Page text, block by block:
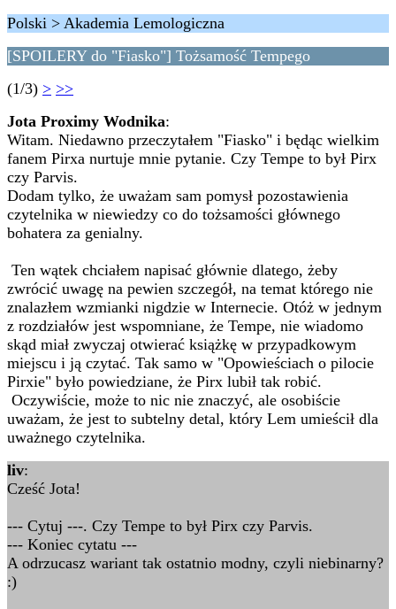
Polski > Akademia Lemologiczna
[SPOILERY do "Fiasko"] Tożsamość Tempego
(1/3) > >>
Jota Proximy Wodnika:
Witam. Niedawno przeczytałem "Fiasko" i będąc wielkim
fanem Pirxa nurtuje mnie pytanie. Czy Tempe to był Pirx
czy Parvis.
Dodam tylko, że uważam sam pomysł pozostawienia
czytelnika w niewiedzy co do tożsamości głównego
bohatera za genialny.
Ten wątek chciałem napisać głównie dlatego, żeby
zwrócić uwagę na pewien szczegół, na temat którego nie
znalazłem wzmianki nigdzie w Internecie. Otóż w jednym
z rozdziałów jest wspomniane, że Tempe, nie wiadomo
skąd miał zwyczaj otwierać książkę w przypadkowym
miejscu i ją czytać. Tak samo w "Opowieściach o pilocie
Pirxie" było powiedziane, że Pirx lubił tak robić.
Oczywiście, może to nic nie znaczyć, ale osobiście
uważam, że jest to subtelny detal, który Lem umieścił dla
uważnego czytelnika.
liv:
Cześć Jota!
--- Cytuj ---. Czy Tempe to był Pirx czy Parvis.
--- Koniec cytatu ---
A odrzucasz wariant tak ostatnio modny, czyli niebinarny?
:)